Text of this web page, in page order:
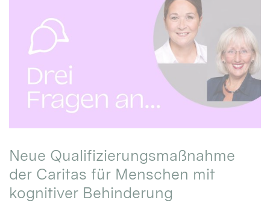
Neue Qualifizierungsmaßnahme
der Caritas für Menschen mit
kognitiver Behinderung